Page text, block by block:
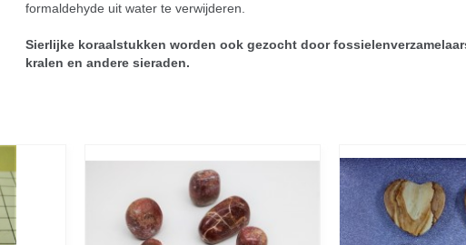
formaldehyde uit water te verwijderen.
Sierlijke koraalstukken worden ook gezocht door
kralen en andere sieraden.